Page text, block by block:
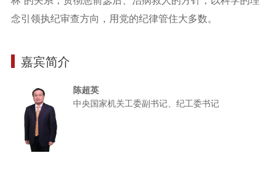
念引领执纪审查方向，用党的纪律管住大多数。
嘉宾简介
陈超英
中央国家机关工委副书记、纪工委书记